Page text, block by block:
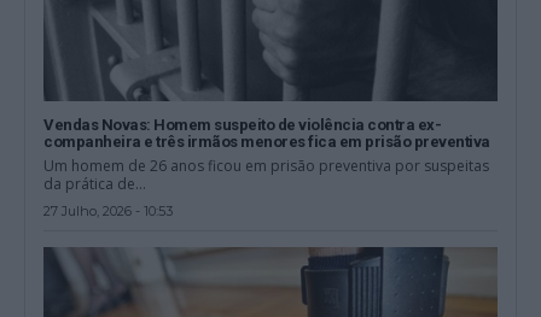
Vendas Novas: Homem suspeito de violência contra ex-
companheira e três irmãos menores fica em prisão preventiva
Um homem de 26 anos ficou em prisão preventiva por suspeitas
da prática de...
27 Julho, 2026 - 10:53